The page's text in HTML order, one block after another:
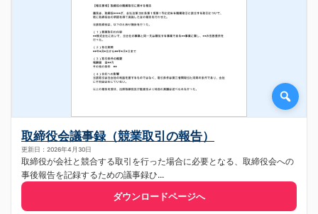
取締役会議事録（競業取引の報告）
更新日：2026年4月30日
取締役が会社と競合する取引を行った場合に必要となる、取締役会への
事後報告を記録するための議事録ひ...
ダウンロードページへ